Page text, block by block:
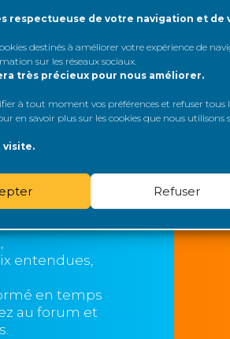
respectueuse de votre navigation et de
destinés à améliorer votre expérience de
sur les réseaux sociaux.
très précieux pour nous améliorer.
à tout moment vos préférences et refuser tous
en savoir plus sur les cookies que nous utilisons
visite.
Refuser
entendues,
en temps
au forum et